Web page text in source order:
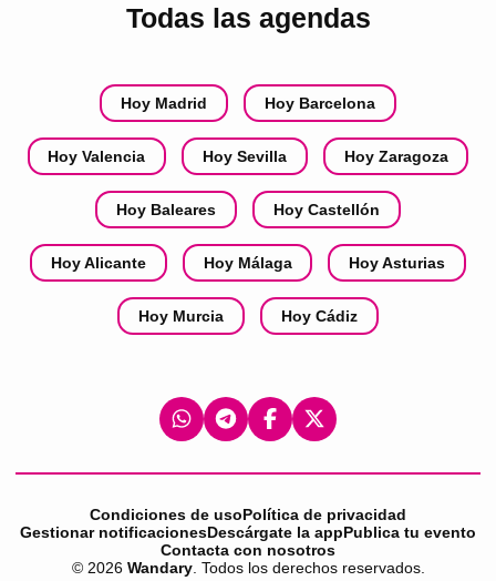
Todas las agendas
Hoy Madrid Hoy Barcelona
Hoy Valencia Hoy Sevilla Hoy Zaragoza
Hoy Baleares Hoy Castellón
Hoy Alicante Hoy Málaga Hoy Asturias
Hoy Murcia Hoy Cádiz
Condiciones de usoPolítica de privacidad
Gestionar notificacionesDescárgate la appPublica tu evento
Contacta con nosotros
© 2026 Wandary. Todos los derechos reservados.